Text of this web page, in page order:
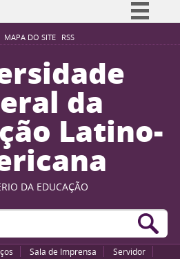
MAPA DO SITE RSS
Simplifique!
Participe
Acesso à informação
Legislação
Canais
da
Latino-
DA EDUCAÇÃO
Sala de Imprensa
Servidor